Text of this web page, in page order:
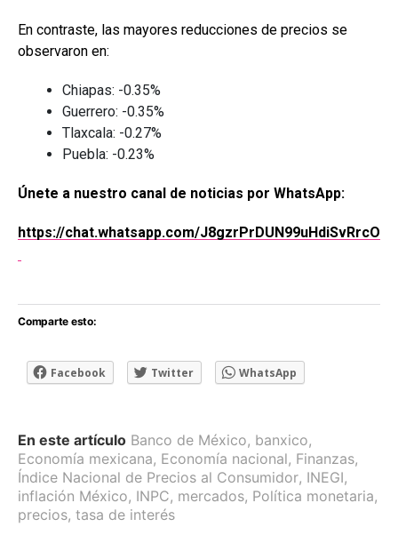
En contraste, las mayores reducciones de precios se
observaron en:
Chiapas: -0.35%
Guerrero: -0.35%
Tlaxcala: -0.27%
Puebla: -0.23%
Únete a nuestro canal de noticias por WhatsApp:
https://chat.whatsapp.com/J8gzrPrDUN99uHdiSvRrcO
Comparte esto:
Facebook Twitter WhatsApp
En este artículo Banco de México, banxico,
Economía mexicana, Economía nacional, Finanzas,
Índice Nacional de Precios al Consumidor, INEGI,
inflación México, INPC, mercados, Política monetaria,
precios, tasa de interés